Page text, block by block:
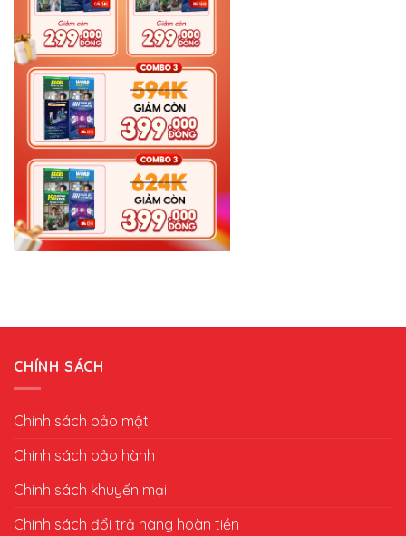
CHÍNH SÁCH
Chính sách bảo mật
Chính sách bảo hành
Chính sách khuyến mại
Chính sách đổi trả hàng hoàn tiền